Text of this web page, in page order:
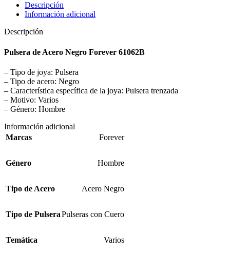
Descripción
Información adicional
Descripción
Pulsera de Acero Negro Forever 61062B
– Tipo de joya: Pulsera
– Tipo de acero: Negro
– Característica específica de la joya: Pulsera trenzada
– Motivo: Varios
– Género: Hombre
Información adicional
Marcas
Forever
Género Hombre
Tipo de Acero Acero Negro
Tipo de PulseraPulseras con Cuero
Temática Varios